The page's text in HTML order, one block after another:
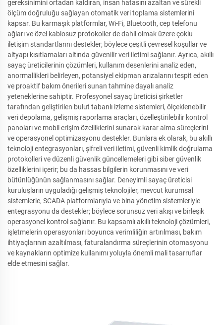
gereksinimini ortadan kaldıran, insan hatasını azaltan ve sürekli
ölçüm doğruluğu sağlayan otomatik veri toplama sistemlerini
kapsar. Bu karmaşık platformlar, Wi-Fi, Bluetooth, cep telefonu
ağları ve özel kablosuz protokoller de dahil olmak üzere çoklu
iletişim standartlarını destekler; böylece çeşitli çevresel koşullar ve
altyapı kısıtlamaları altında güvenilir veri iletimi sağlanır. Ayrıca, akıllı
sayaç üreticilerinin çözümleri, kullanım desenlerini analiz eden,
anormallikleri belirleyen, potansiyel ekipman arızalarını tespit eden
ve proaktif bakım önerileri sunan tahmine dayalı analiz
yeteneklerine sahiptir. Profesyonel sayaç üreticisi şirketler
tarafından geliştirilen bulut tabanlı izleme sistemleri, ölçeklenebilir
veri depolama, gelişmiş raporlama araçları, özelleştirilebilir kontrol
panoları ve mobil erişim özelliklerini sunarak karar alma süreçlerini
ve operasyonel optimizasyonu destekler. Bunlara ek olarak, bu akıllı
teknoloji entegrasyonları, şifreli veri iletimi, güvenli kimlik doğrulama
protokolleri ve düzenli güvenlik güncellemeleri gibi siber güvenlik
özelliklerini içerir; bu da hassas bilgilerin korunmasını ve veri
bütünlüğünün sağlanmasını sağlar. Deneyimli sayaç üreticisi
kuruluşların uyguladığı gelişmiş teknolojiler, mevcut kurumsal
sistemlerle, SCADA platformlarıyla ve bina yönetim sistemleriyle
entegrasyonu da destekler; böylece sorunsuz veri akışı ve birleşik
operasyonel kontrol sağlanır. Bu kapsamlı akıllı teknoloji çözümleri,
işletmelerin operasyonları boyunca verimliliğin artırılması, bakım
ihtiyaçlarının azaltılması, faturalandırma süreçlerinin otomasyonu
ve kaynakların optimize kullanımı yoluyla önemli mali tasarruflar
elde etmesini sağlar.